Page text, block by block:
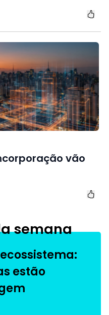
vão
semana
estão